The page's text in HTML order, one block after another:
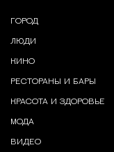
ГОРОД
ЛЮДИ
КИНО
РЕСТОРАНЫ И БАРЫ
КРАСОТА И ЗДОРОВЬЕ
МОДА
ВИДЕО